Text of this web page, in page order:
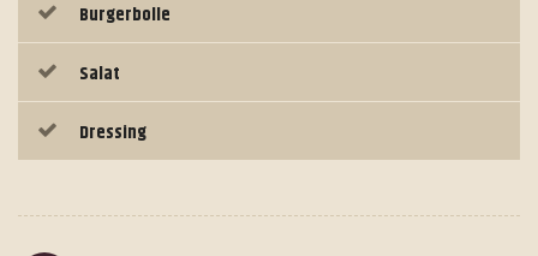
Burgerbolle
Salat
Dressing